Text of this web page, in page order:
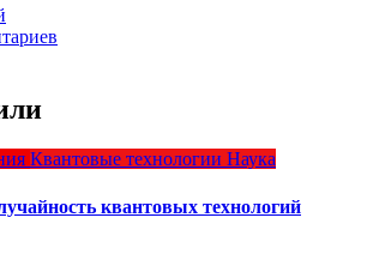
Квантовые технологии Наука
квантовых технологий